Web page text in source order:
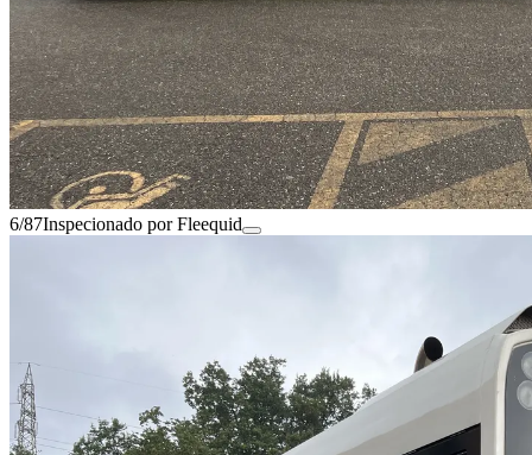
6/87Inspecionado por Fleequid